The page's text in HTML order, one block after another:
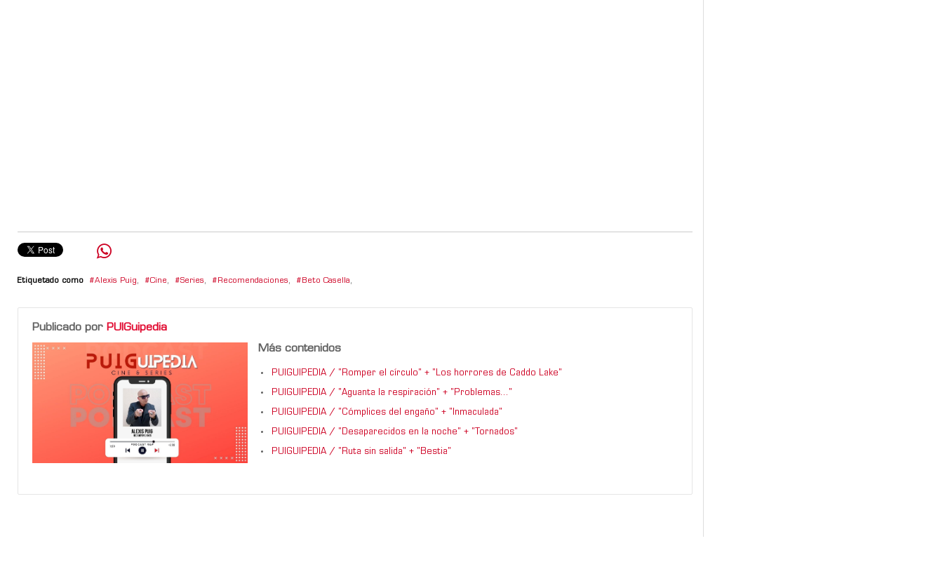
Etiquetado como Alexis Puig, Cine, Series, Recomendaciones, Beto Casella,
Publicado por PUIGuipedia
Más contenidos
PUIGUIPEDIA / "Romper el círculo" + "Los horrores de Caddo Lake"
PUIGUIPEDIA / "Aguanta la respiración" + "Problemas..."
PUIGUIPEDIA / "Cómplices del engaño" + "Inmaculada"
PUIGUIPEDIA / "Desaparecidos en la noche" + "Tornados"
PUIGUIPEDIA / "Ruta sin salida" + "Bestia"